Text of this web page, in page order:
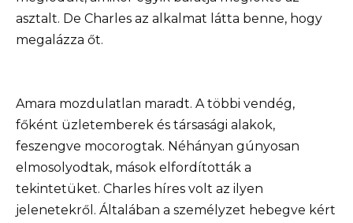
asztalt. De Charles az alkalmat látta benne, hogy
megalázza őt.
Amara mozdulatlan maradt. A többi vendég,
főként üzletemberek és társasági alakok,
feszengve mocorogtak. Néhányan gúnyosan
elmosolyodtak, mások elfordították a
tekintetüket. Charles híres volt az ilyen
jelenetekről. Általában a személyzet hebegve kért